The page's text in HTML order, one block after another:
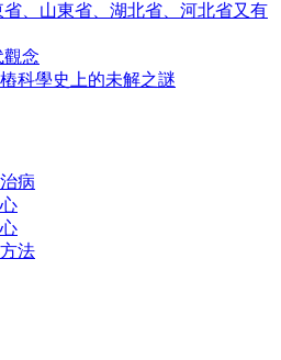
、山東省、湖北省、河北省又有
觀念
科學史上的未解之謎
病
法